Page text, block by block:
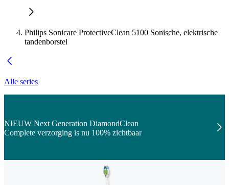
Philips Sonicare ProtectiveClean 5100 Sonische, elektrische
tandenborstel
Alle series
NIEUW Next Generation DiamondClean
Complete verzorging is nu 100% zichtbaar